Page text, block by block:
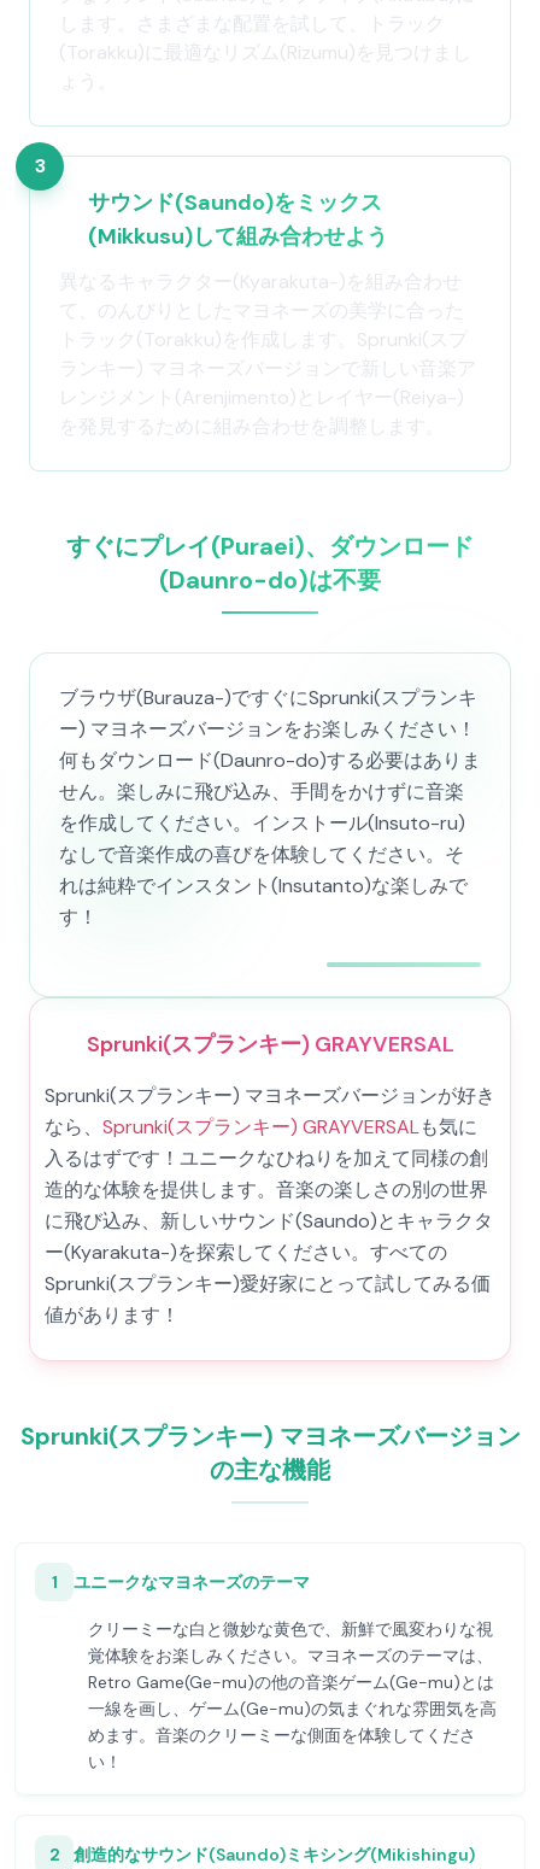
します。さまざまな配置を試して、トラック
(Torakku)に最適なリズム(Rizumu)を見つけまし
ょう。
3
サウンド(Saundo)をミックス
(Mikkusu)して組み合わせよう
異なるキャラクター(Kyarakuta-)を組み合わせ
て、のんびりとしたマヨネーズの美学に合った
トラック(Torakku)を作成します。Sprunki(スプ
ランキー) マヨネーズバージョンで新しい音楽ア
レンジメント(Arenjimento)とレイヤー(Reiya-)
を発見するために組み合わせを調整します。
すぐにプレイ(Puraei)、ダウンロード
(Daunro-do)は不要
ブラウザ(Burauza-)ですぐにSprunki(スプランキ
ー) マヨネーズバージョンをお楽しみください！
何もダウンロード(Daunro-do)する必要はありま
せん。楽しみに飛び込み、手間をかけずに音楽
を作成してください。インストール(Insuto-ru)
なしで音楽作成の喜びを体験してください。そ
れは純粋でインスタント(Insutanto)な楽しみで
す！
Sprunki(スプランキー) GRAYVERSAL
Sprunki(スプランキー) マヨネーズバージョンが好き
なら、 Sprunki(スプランキー) GRAYVERSALも気に
入るはずです！ユニークなひねりを加えて同様の創
造的な体験を提供します。音楽の楽しさの別の世界
に飛び込み、新しいサウンド(Saundo)とキャラクタ
ー(Kyarakuta-)を探索してください。すべての
Sprunki(スプランキー)愛好家にとって試してみる価
値があります！
Sprunki(スプランキー) マヨネーズバージョン
の主な機能
1 ユニークなマヨネーズのテーマ
クリーミーな白と微妙な黄色で、新鮮で風変わりな視
覚体験をお楽しみください。マヨネーズのテーマは、
Retro Game(Ge-mu)の他の音楽ゲーム(Ge-mu)とは
一線を画し、ゲーム(Ge-mu)の気まぐれな雰囲気を高
めます。音楽のクリーミーな側面を体験してくださ
い！
2 創造的なサウンド(Saundo)ミキシング(Mikishingu)